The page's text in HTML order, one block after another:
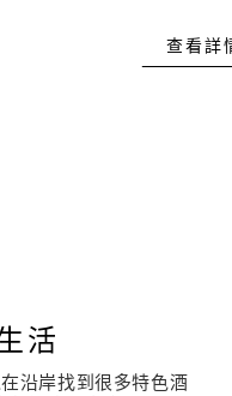
查看詳
活
沿岸找到很多特色酒